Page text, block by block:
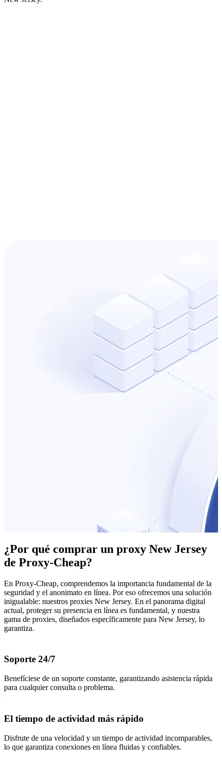
¿Por qué comprar un proxy New Jersey
de Proxy-Cheap?
En Proxy-Cheap, comprendemos la importancia fundamental de la
seguridad y el anonimato en línea. Por eso ofrecemos una solución
inigualable: nuestros proxies New Jersey. En el panorama digital
actual, proteger su presencia en línea es fundamental, y nuestra
gama de proxies, diseñados específicamente para New Jersey, lo
garantiza.
Soporte 24/7
Benefíciese de un soporte constante, garantizando asistencia rápida
para cualquier consulta o problema.
El tiempo de actividad más rápido
Disfrute de una velocidad y un tiempo de actividad incomparables,
lo que garantiza conexiones en línea fluidas y confiables.